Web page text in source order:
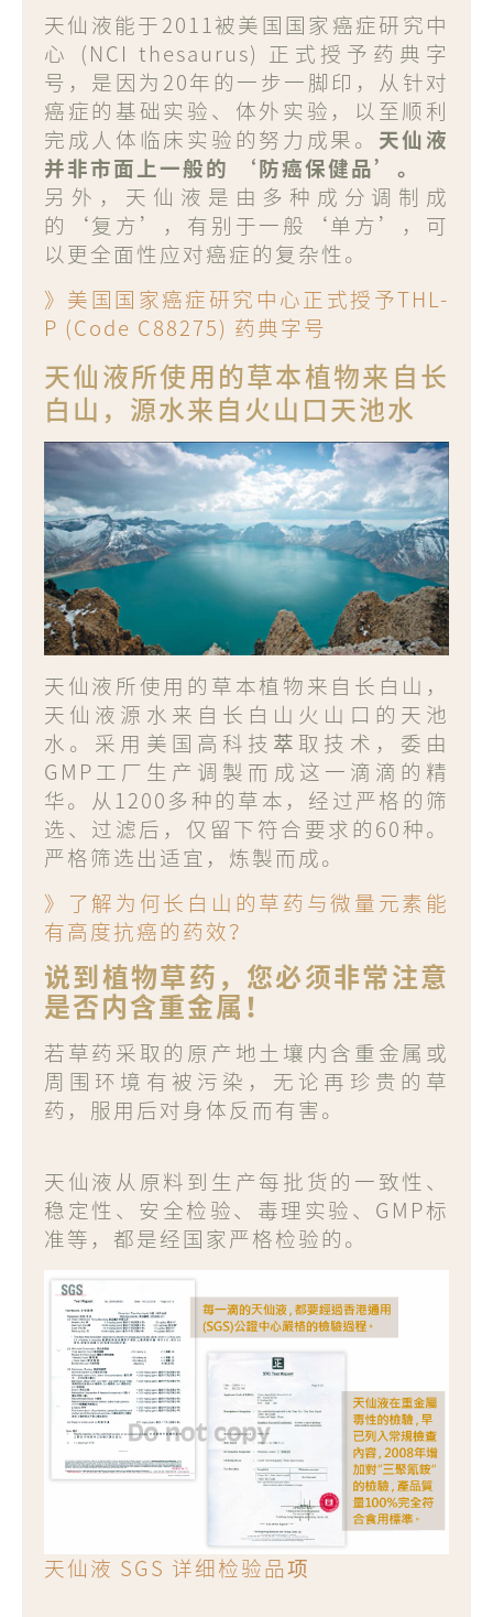
天仙液能于2011被美国国家癌症研究中
心 (NCI thesaurus) 正式授予药典字
号，是因为20年的一步一脚印，从针对
癌症的基础实验、体外实验，以至顺利
完成人体临床实验的努力成果。 天仙液
并非市面上一般的 ‘防癌保健品’。
另外，天仙液是由多种成分调制成
的‘复方’，有别于一般‘单方’，可
以更全面性应对癌症的复杂性。
》美国国家癌症研究中心正式授予THL-
P (Code C88275) 药典字号
天仙液所使用的草本植物来自长
白山，源水来自火山口天池水
天仙液所使用的草本植物来自长白山，
天仙液源水来自长白山火山口的天池
水。采用美国高科技萃取技术，委由
GMP工厂生产调製而成这一滴滴的精
华。从1200多种的草本，经过严格的筛
选、过滤后，仅留下符合要求的60种。
严格筛选出适宜，炼製而成。
》了解为何长白山的草药与微量元素能
有高度抗癌的药效？
说到植物草药，您必须非常注意
是否内含重金属！
若草药采取的原产地土壤内含重金属或
周围环境有被污染，无论再珍贵的草
药，服用后对身体反而有害。
天仙液从原料到生产每批货的一致性、
稳定性、安全检验、毒理实验、GMP标
准等，都是经国家严格检验的。
天仙液 SGS 详细检验品项